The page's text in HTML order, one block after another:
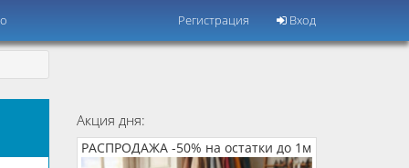
Регистрация Вход
Акция дня:
РАСПРОДАЖА -50% на остатки до 1м